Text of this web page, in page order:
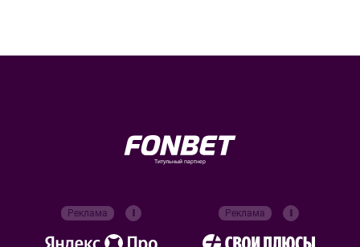
Титульный партнер
Реклама Реклама